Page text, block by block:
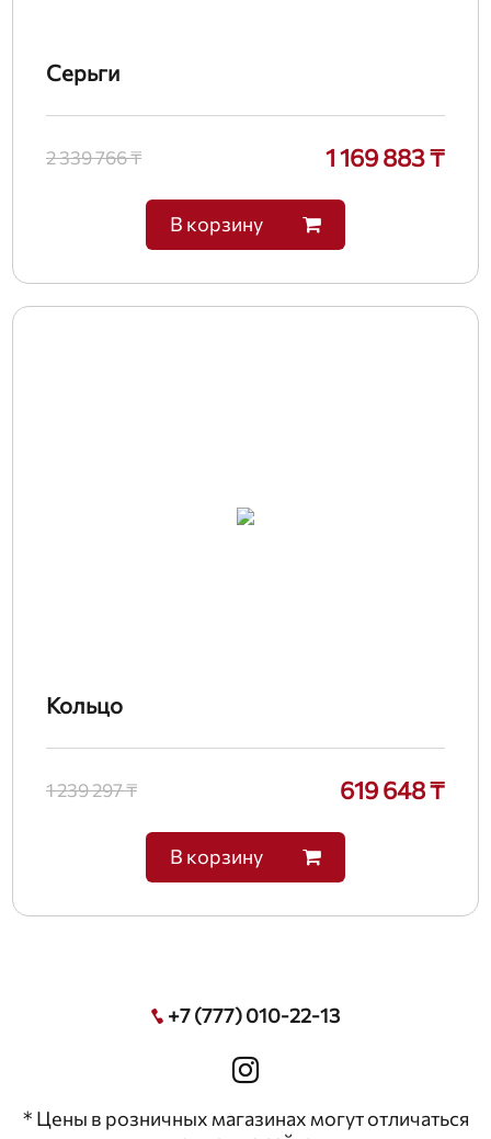
Серьги
2 339 766 ₸ 1 169 883 ₸
В корзину
Кольцо
1 239 297 ₸ 619 648 ₸
В корзину
+7 (777) 010-22-13
* Цены в розничных магазинах могут отличаться